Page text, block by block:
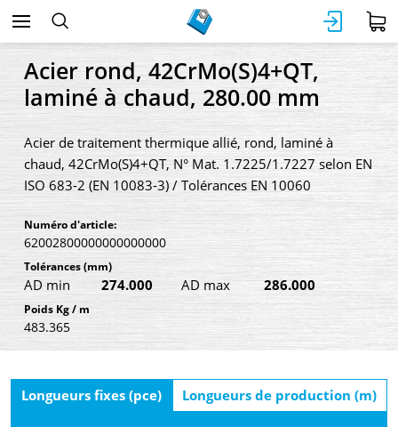
Acier rond, 42CrMo(S)4+QT,
laminé à chaud, 280.00 mm
Acier de traitement thermique allié, rond, laminé à
chaud, 42CrMo(S)4+QT, N° Mat. 1.7225/1.7227 selon EN
ISO 683-2 (EN 10083-3) / Tolérances EN 10060
Numéro d'article:
62002800000000000000
Tolérances(mm)
AD min 274.000 AD max 286.000
Poids Kg / m
483.365
Longueurs fixes (pce) Longueurs de production (m)